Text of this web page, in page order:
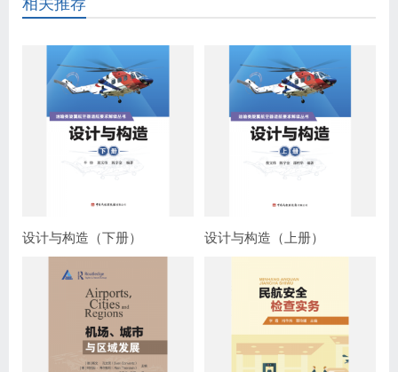
相关推荐
设计与构造（下册） 设计与构造（上册）